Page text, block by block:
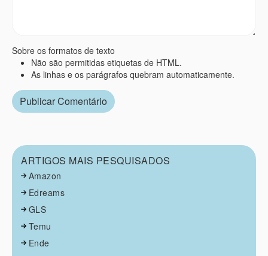
Sobre os formatos de texto
Não são permitidas etiquetas de HTML.
As linhas e os parágrafos quebram automaticamente.
ARTIGOS MAIS PESQUISADOS
Amazon
Edreams
GLS
Temu
Ende